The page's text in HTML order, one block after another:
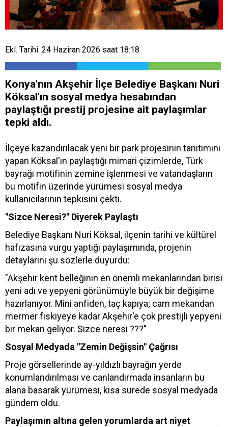
Ekl. Tarihi: 24 Haziran 2026 saat 18:18
Konya'nın Akşehir İlçe Belediye Başkanı Nuri
Köksal'ın sosyal medya hesabından
paylaştığı prestij projesine ait paylaşımlar
tepki aldı.
İlçeye kazandırılacak yeni bir park projesinin tanıtımını
yapan Köksal'ın paylaştığı mimari çizimlerde, Türk
bayrağı motifinin zemine işlenmesi ve vatandaşların
bu motifin üzerinde yürümesi sosyal medya
kullanıcılarının tepkisini çekti.
"Sizce Neresi?" Diyerek Paylaştı
Belediye Başkanı Nuri Köksal, ilçenin tarihi ve kültürel
hafızasına vurgu yaptığı paylaşımında, projenin
detaylarını şu sözlerle duyurdu:
"Akşehir kent belleğinin en önemli mekanlarından birisi
yeni adı ve yepyeni görünümüyle büyük bir değişime
hazırlanıyor. Mini anfiden, taç kapıya; cam mekandan
mermer fıskiyeye kadar Akşehir'e çok prestijli yepyeni
bir mekan geliyor. Sizce neresi ???"
Sosyal Medyada "Zemin Değişsin" Çağrısı
Proje görsellerinde ay-yıldızlı bayrağın yerde
konumlandırılması ve canlandırmada insanların bu
alana basarak yürümesi, kısa sürede sosyal medyada
gündem oldu.
Paylaşımın altına gelen yorumlarda art niyet